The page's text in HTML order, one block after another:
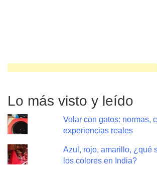
Lo más visto y leído
Volar con gatos: normas,
experiencias reales
Azul, rojo, amarillo, ¿qué
los colores en India?